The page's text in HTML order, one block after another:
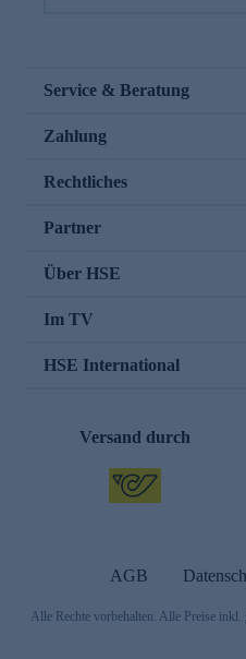
Service & Beratung
Zahlung
Rechtliches
Partner
Über HSE
Im TV
HSE International
Versand durch
AGB
Alle Rechte vorbehalten. Alle Preise